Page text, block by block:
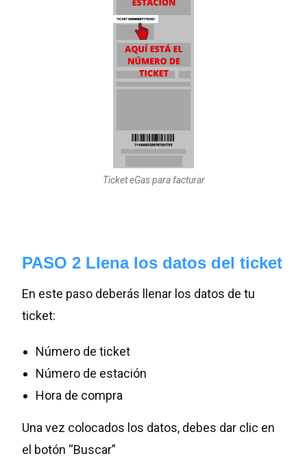
Ticket eGas para facturar
PASO 2 Llena los datos del ticket
En este paso deberás llenar los datos de tu
ticket:
Número de ticket
Número de estación
Hora de compra
Una vez colocados los datos, debes dar clic en
el botón “Buscar”